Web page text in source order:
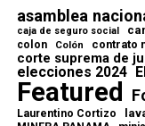
asamblea
caja de seguro social
colon Colón contrato
corte suprema de
elecciones 2024
Featured
Laurentino Cortizo